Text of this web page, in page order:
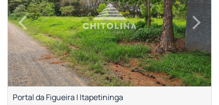
‹Previous ›
Next
Portal da Figueira | Itapetininga